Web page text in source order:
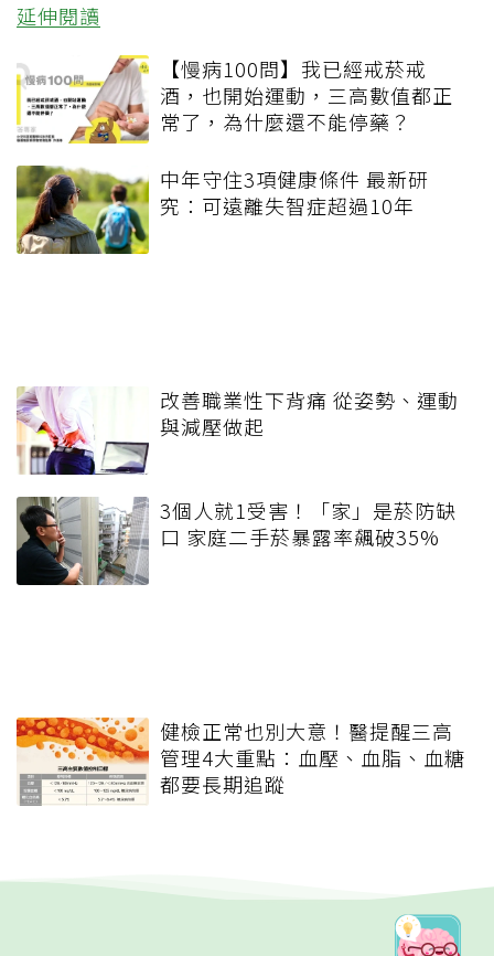
延伸閱讀
【慢病100問】我已經戒菸戒
酒，也開始運動，三高數值都正
常了，為什麼還不能停藥？
中年守住3項健康條件 最新研
究：可遠離失智症超過10年
改善職業性下背痛 從姿勢、運動
與減壓做起
3個人就1受害！「家」是菸防缺
口 家庭二手菸暴露率飆破35%
健檢正常也別大意！醫提醒三高
管理4大重點：血壓、血脂、血糖
都要長期追蹤